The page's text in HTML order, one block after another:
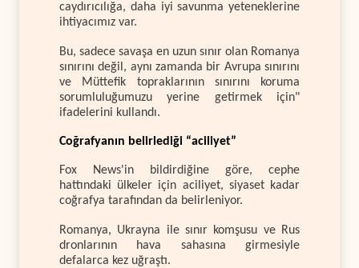
caydırıcılığa, daha iyi savunma yeteneklerine
ihtiyacımız var.
Bu, sadece savaşa en uzun sınır olan Romanya
sınırını değil, aynı zamanda bir Avrupa sınırını
ve Müttefik topraklarının sınırını koruma
sorumluluğumuzu yerine getirmek için"
ifadelerini kullandı.
Coğrafyanın belirlediği “aciliyet”
Fox News'in bildirdiğine göre, cephe
hattındaki ülkeler için aciliyet, siyaset kadar
coğrafya tarafından da belirleniyor.
Romanya, Ukrayna ile sınır komşusu ve Rus
dronlarının hava sahasına girmesiyle
defalarca kez uğraştı.